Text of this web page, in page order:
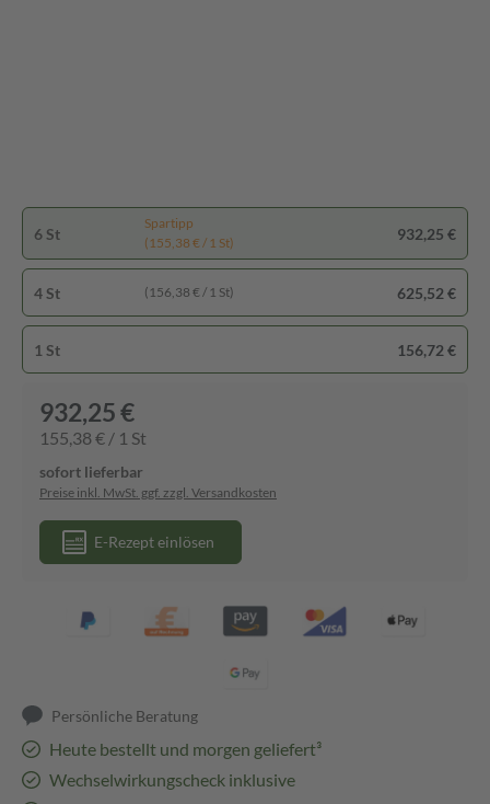
6 St
Spartipp
(155,38 € / 1 St)
932,25 €
4 St (156,38 € / 1 St) 625,52 €
1 St 156,72 €
932,25 €
155,38 € / 1 St
sofort lieferbar
Preise inkl. MwSt. ggf. zzgl. Versandkosten
E-Rezept einlösen
Persönliche Beratung
Heute bestellt und morgen geliefert³
Wechselwirkungscheck inklusive